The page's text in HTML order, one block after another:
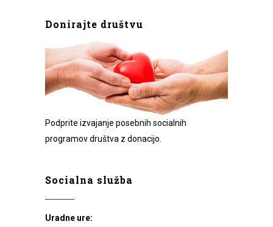
Donirajte društvu
Podprite izvajanje posebnih socialnih
programov društva z donacijo.
Socialna služba
Uradne ure: